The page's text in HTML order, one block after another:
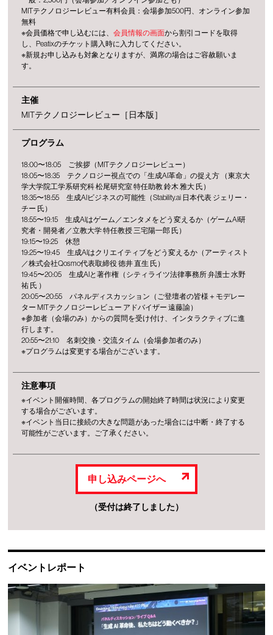
MITテクノロジーレビュー有料会員：会場参加500円、オンライン参加
無料
※会員価格で申し込むには、会員情報の画面から割引コードを取得
し、Peatixのチケット購入時に入力してください。
※新規お申し込みも対象となりますが、満席の場合はご容赦願いま
す。
主催
MITテクノロジーレビュー［日本版］
プログラム
18:00〜18:05 ご挨拶（MITテクノロジーレビュー）
18:05〜18:35 テクノロジー視点での「生成AI革命」の捉え方 （東京大
学大学院工学系研究科 松尾研究室 特任助教 鈴木 雅大 氏）
18:35〜18:55 生成AIビジネスの可能性（Stability.ai 日本代表 ジェリー・
チー 氏）
18:55〜19:15 生成AIはゲーム／エンタメをどう変えるか（ゲームAI研
究者・開発者／立教大学 特任教授 三宅陽一郎 氏）
19:15〜19:25 休憩
19:25〜19:45 生成AIはクリエイティブをどう変えるか（アーティスト
／株式会社Qosmo代表取締役 徳井 直生 氏）
19:45〜20:05 生成AIと著作権（シティライツ法律事務所 弁護士 水野
祐 氏 ）
20:05〜20:55 パネルディスカッション（ご登壇者の皆様＋モデレー
ター MITテクノロジーレビュー アドバイザー 遠藤諭）
※参加者（会場のみ）からの質問を受け付け、インタラクティブに進
行します。
20:55〜21:10 名刺交換・交流タイム（会場参加者のみ）
※プログラムは変更する場合がございます。
注意事項
※イベント開催時間、各プログラムの開始終了時間は状況により変更
する場合がございます。
※イベント当日に接続の大きな問題があった場合には中断・終了する
可能性がございます。ご了承ください。
申し込みページへ
（受付は終了しました）
イベントレポート